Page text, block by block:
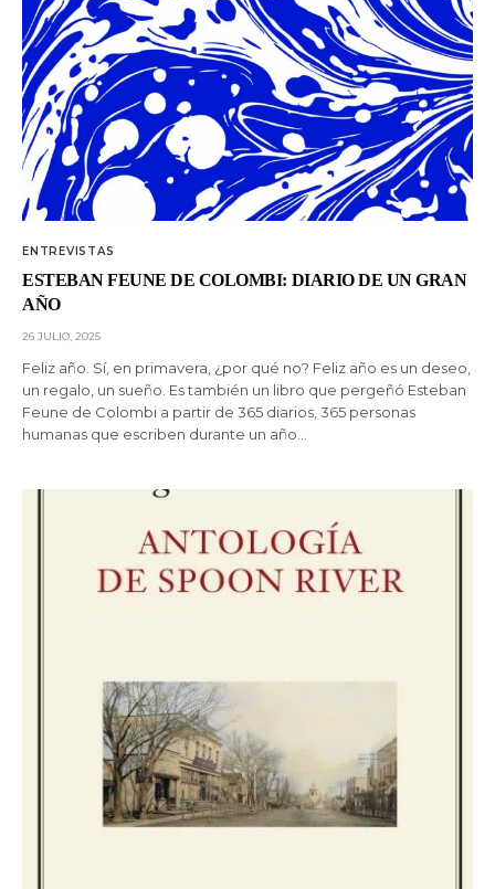
ENTREVISTAS
ESTEBAN FEUNE DE COLOMBI: DIARIO DE UN GRAN
AÑO
26 JULIO, 2025
Feliz año. Sí, en primavera, ¿por qué no? Feliz año es un deseo,
un regalo, un sueño. Es también un libro que pergeñó Esteban
Feune de Colombi a partir de 365 diarios, 365 personas
humanas que escriben durante un año…